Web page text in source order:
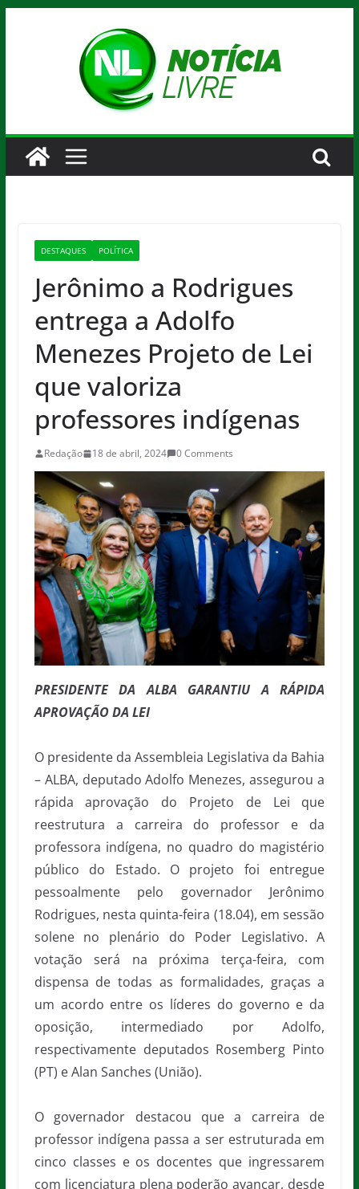
DESTAQUES POLÍTICA
Jerônimo a Rodrigues
entrega a Adolfo
Menezes Projeto de Lei
que valoriza
professores indígenas
Redação 18 de abril, 2024 0 Comments
PRESIDENTE DA ALBA GARANTIU A RÁPIDA
APROVAÇÃO DA LEI
O presidente da Assembleia Legislativa da Bahia
– ALBA, deputado Adolfo Menezes, assegurou a
rápida aprovação do Projeto de Lei que
reestrutura a carreira do professor e da
professora indígena, no quadro do magistério
público do Estado. O projeto foi entregue
pessoalmente pelo governador Jerônimo
Rodrigues, nesta quinta-feira (18.04), em sessão
solene no plenário do Poder Legislativo. A
votação será na próxima terça-feira, com
dispensa de todas as formalidades, graças a
um acordo entre os líderes do governo e da
oposição, intermediado por Adolfo,
respectivamente deputados Rosemberg Pinto
(PT) e Alan Sanches (União).
O governador destacou que a carreira de
professor indígena passa a ser estruturada em
cinco classes e os docentes que ingressarem
com licenciatura plena poderão avançar, desde